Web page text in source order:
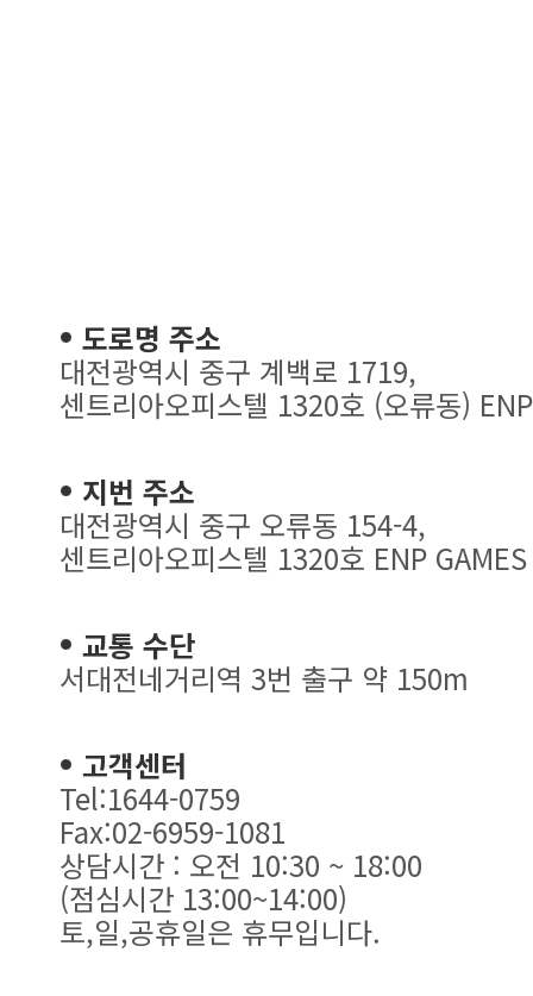
도로명 주소
대전광역시 중구 계백로 1719,
센트리아오피스텔 1320호 (오류동)
지번 주소
대전광역시 중구 오류동 154-4,
센트리아오피스텔 1320호 ENP GAMES
교통 수단
서대전네거리역 3번 출구 약 150m
고객센터
Tel:1644-0759
Fax:02-6959-1081
상담시간 : 오전 10:30 ~ 18:00
(점심시간 13:00~14:00)
토,일,공휴일은 휴무입니다.